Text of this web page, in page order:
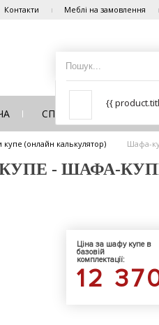
Контакти Меблі на замовлення
{{
СПАЛЬНЯ
(онлайн калькулятор) Шафа-
- ШАФА-КУПЕ
Ціна за шафу купе в
базовій
комплектації:
12